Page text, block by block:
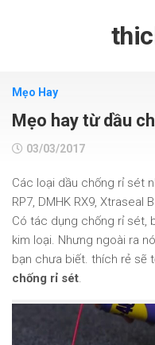
Mẹo Hay
Mẹo hay từ dầu
03/03/2017
Các loại dầu chống rỉ sét
RP7, DMHK RX9, Xtraseal
Có tác dụng chống rỉ sét,
kim loại. Nhưng ngoài ra
bạn chưa biết. thích rẻ sẽ
chống rỉ sét.